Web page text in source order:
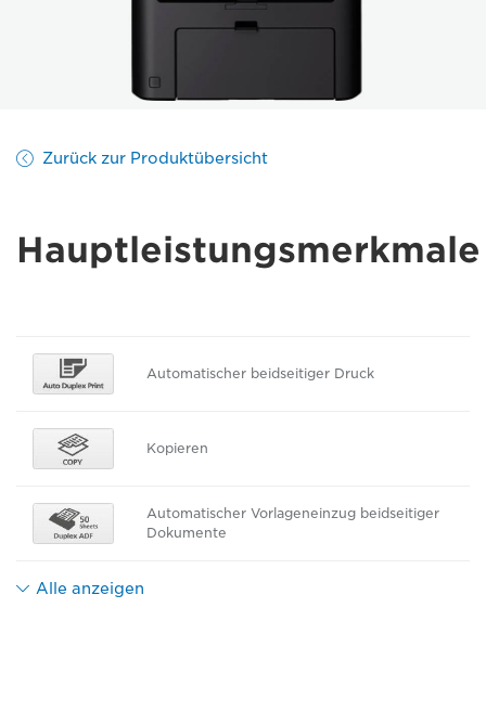
Zurück zur Produktübersicht
Hauptleistungsmerkmale
Automatischer beidseitiger Druck
Kopieren
Automatischer Vorlageneinzug beidseitiger
Dokumente
Alle anzeigen